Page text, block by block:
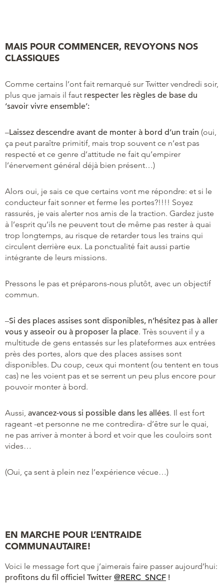
MAIS POUR COMMENCER, REVOYONS NOS
CLASSIQUES
Comme certains l’ont fait remarqué sur Twitter vendredi soir,
plus que jamais il faut respecter les règles de base du
‘savoir vivre ensemble’:
–Laissez descendre avant de monter à bord d’un train (oui,
ça peut paraître primitif, mais trop souvent ce n’est pas
respecté et ce genre d’attitude ne fait qu’empirer
l’énervement général déjà bien présent…)
Alors oui, je sais ce que certains vont me répondre: et si le
conducteur fait sonner et ferme les portes?!!!! Soyez
rassurés, je vais alerter nos amis de la traction. Gardez juste
à l’esprit qu’ils ne peuvent tout de même pas rester à quai
trop longtemps, au risque de retarder tous les trains qui
circulent derrière eux. La ponctualité fait aussi partie
intégrante de leurs missions.
Pressons le pas et préparons-nous plutôt, avec un objectif
commun.
–Si des places assises sont disponibles, n’hésitez pas à aller
vous y asseoir ou à proposer la place. Très souvent il y a
multitude de gens entassés sur les plateformes aux entrées
près des portes, alors que des places assises sont
disponibles. Du coup, ceux qui montent (ou tentent en tous
cas) ne les voient pas et se serrent un peu plus encore pour
pouvoir monter à bord.
Aussi, avancez-vous si possible dans les allées. Il est fort
rageant -et personne ne me contredira- d’être sur le quai,
ne pas arriver à monter à bord et voir que les couloirs sont
vides…
(Oui, ça sent à plein nez l’expérience vécue…)
EN MARCHE POUR L’ENTRAIDE
COMMUNAUTAIRE!
Voici le message fort que j’aimerais faire passer aujourd’hui:
profitons du fil officiel Twitter @RERC_SNCF !